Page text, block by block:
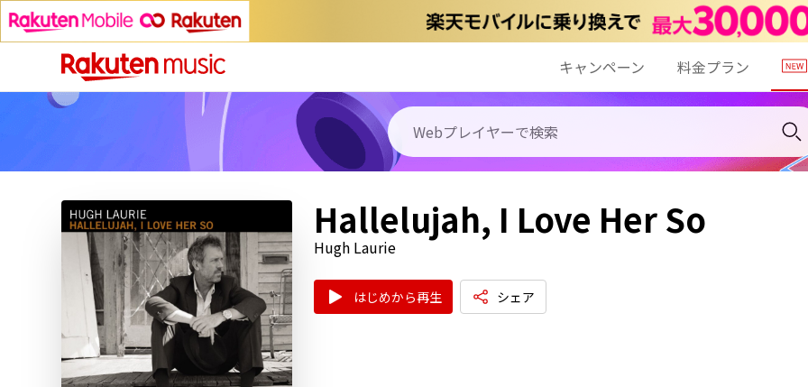
キャンペーン 料金プラン
Hallelujah, I Love Her So
Hugh Laurie
はじめから再生 シェア